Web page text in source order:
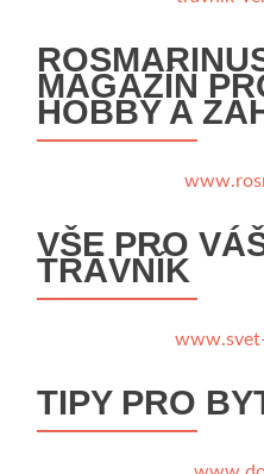
MAGAZÍN
HOBBY A
VŠE PRO
TRÁVNÍK
TIPY PRO